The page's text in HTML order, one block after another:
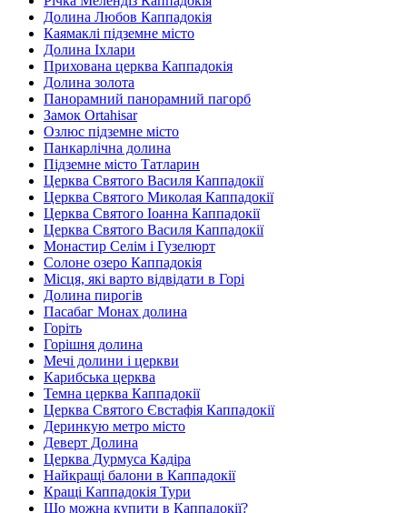
Долина Любов Каппадокія
Каямаклі підземне місто
Долина Іхлари
Прихована церква Каппадокія
Долина золота
Панорамний панорамний пагорб
Замок Ortahisar
Озлюс підземне місто
Панкарлічна долина
Підземне місто Татларин
Церква Святого Василя Каппадокії
Церква Святого Миколая Каппадокії
Церква Святого Іоанна Каппадокії
Церква Святого Василя Каппадокії
Монастир Селім і Гузелюрт
Солоне озеро Каппадокія
Місця, які варто відвідати в Горі
Долина пирогів
Пасабаг Монах долина
Горіть
Горішня долина
Мечі долини і церкви
Карибська церква
Темна церква Каппадокії
Церква Святого Євстафія Каппадокії
Деринкую метро місто
Деверт Долина
Церква Дурмуса Кадіра
Найкращі балони в Каппадокії
Кращі Каппадокія Тури
Що можна купити в Каппадокії?